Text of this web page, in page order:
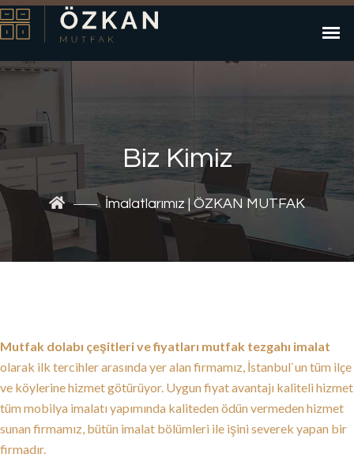
Biz Kimiz
İmalatlarımız | ÖZKAN MUTFAK
Mutfak dolabı çeşitleri ve fiyatları mutfak tezgahı imalat
olarak ilk tercihler arasında yer alan firmamız, İstanbul`un tüm ilçe
ve köylerine hizmet götürüyor. Uygun fiyat avantajı kaliteli hizmet
tüm mobilya imalatı yapımında kaliteden ödün vermeden hizmet
sunan firmamız, bütün imalat bölümleri ile işini severek yapan bir
firmadır.